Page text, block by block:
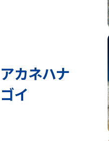
アカネハナ
ゴイ